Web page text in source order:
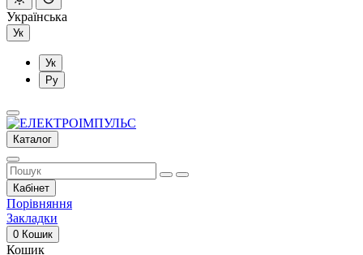
Українська
Ук
Ук
Ру
Каталог
Кабінет
Порівняння
Закладки
0 Кошик
Кошик